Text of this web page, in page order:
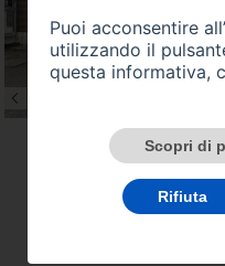
Puoi acconsentire
utilizzando il
questa informativa,
Scopri di
Rifiuta